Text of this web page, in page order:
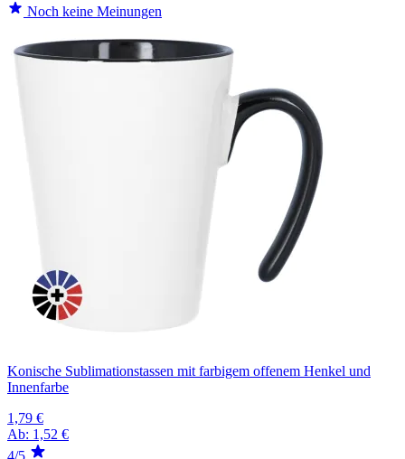
Noch keine Meinungen
Konische Sublimationstassen mit farbigem offenem Henkel und
Innenfarbe
1,79 €
Ab: 1,52 €
4/5